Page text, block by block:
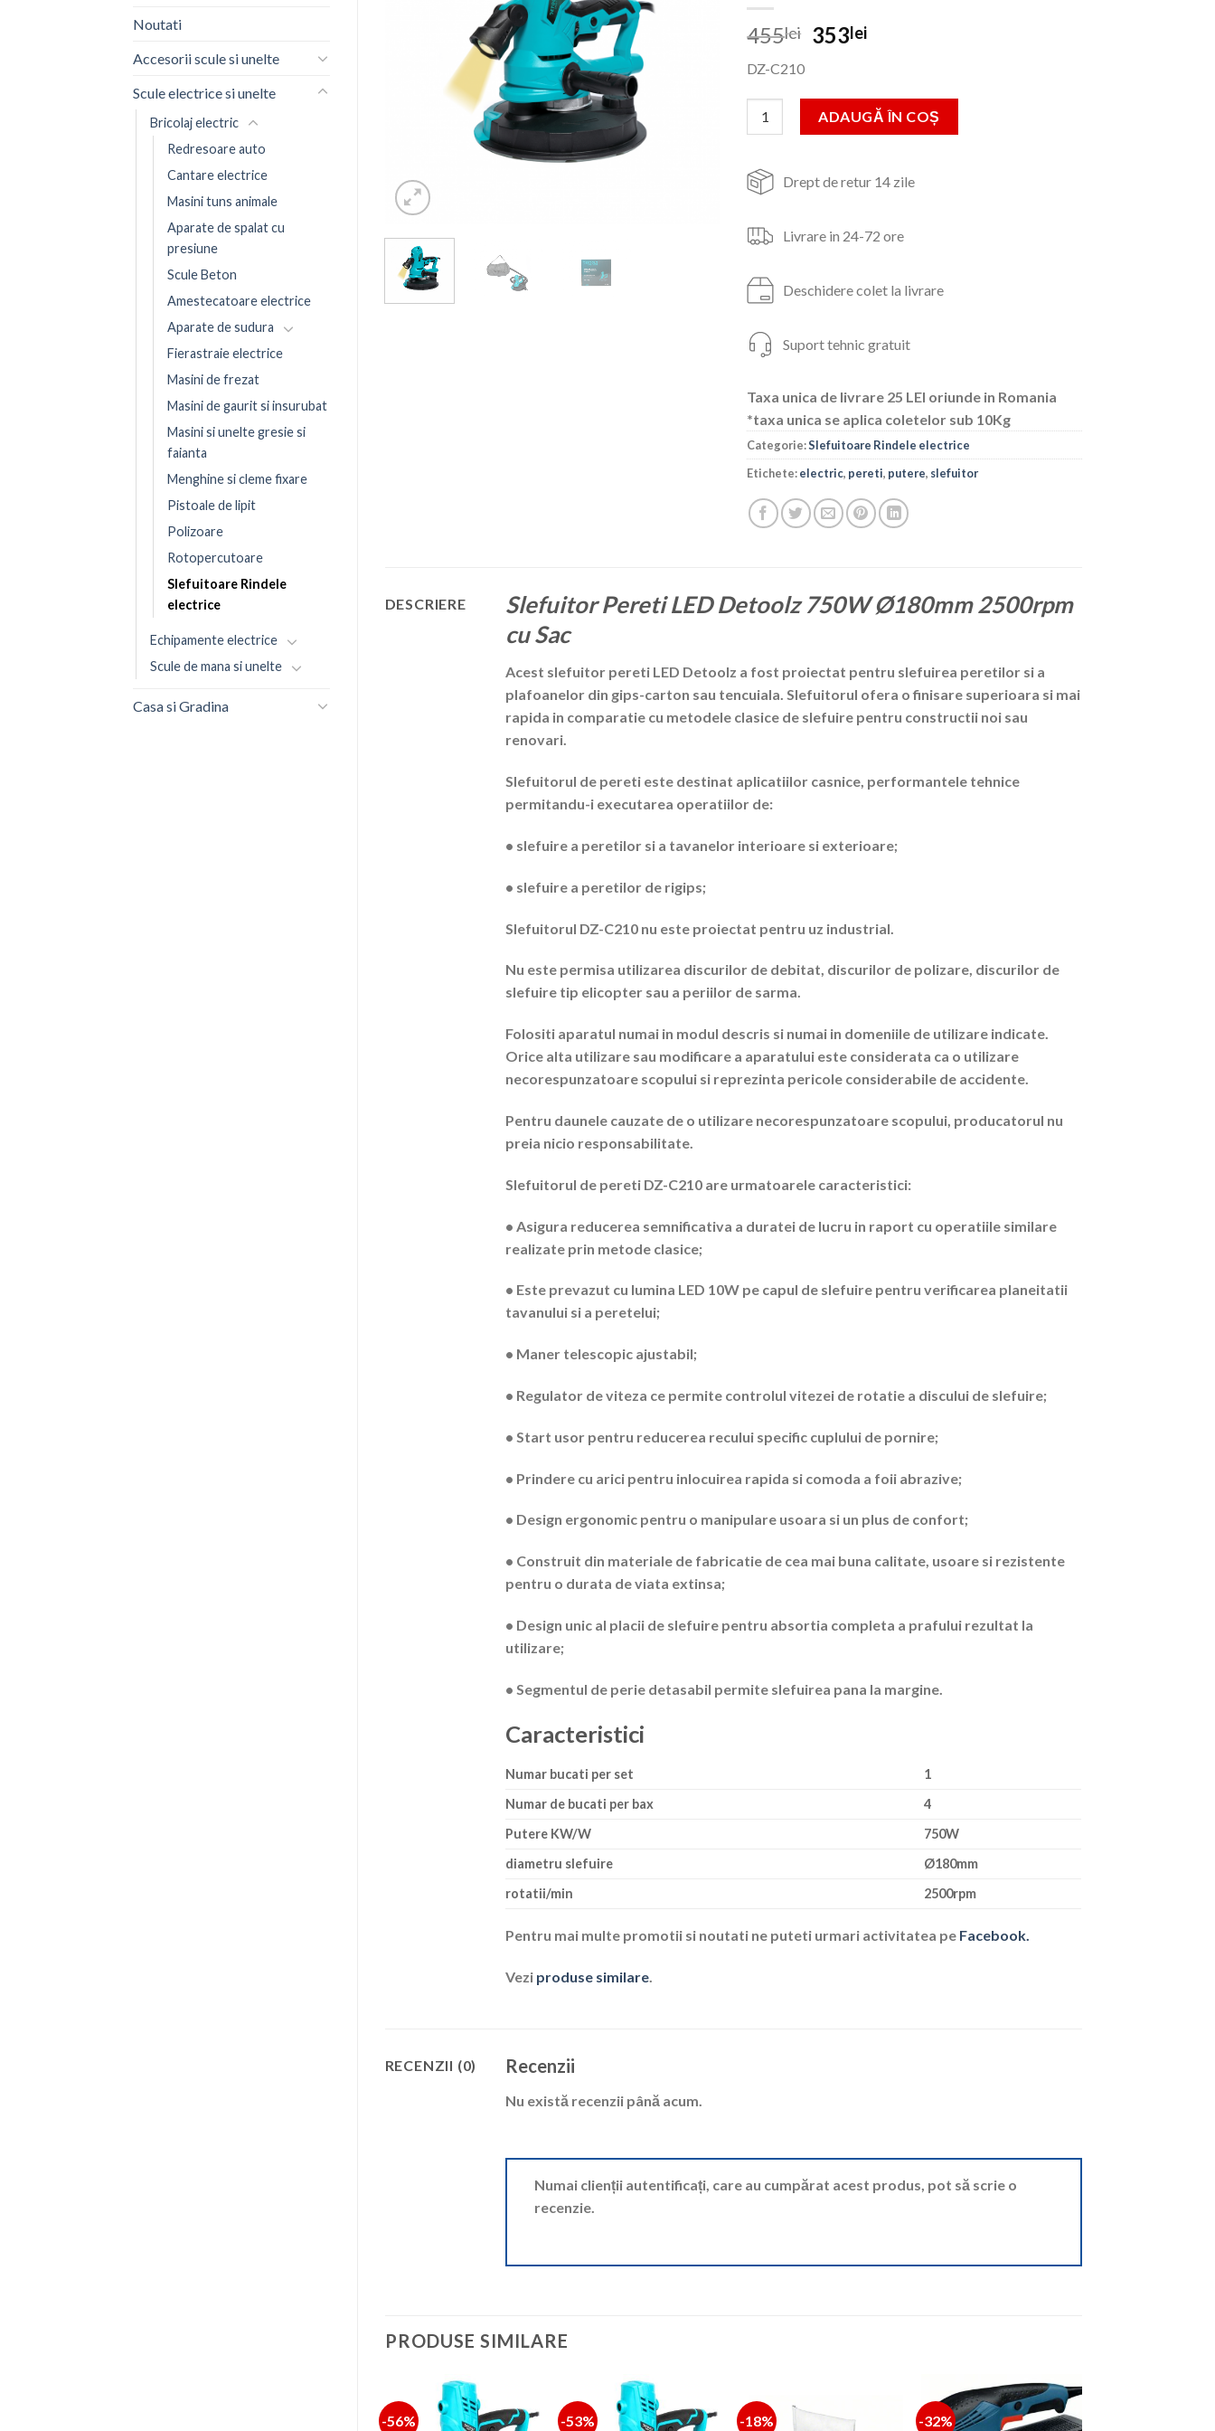
Noutati
Accesorii scule si unelte
Scule electrice si unelte
Bricolaj electric
Redresoare auto
Cantare electrice
Masini tuns animale
Aparate de spalat cu
presiune
Scule Beton
Amestecatoare electrice
Aparate de sudura
Fierastraie electrice
Masini de frezat
Masini de gaurit si insurubat
Masini si unelte gresie si
faianta
Menghine si cleme fixare
Pistoale de lipit
Polizoare
Rotopercutoare
Slefuitoare Rindele
electrice
Echipamente electrice
Scule de mana si unelte
Casa si Gradina
455lei Prețul
fost:
455lei.
353leiPrețul
353lei.
DZ-C210
Cantitate Slefuitor Pereti-LED Detoolz 750W Ø180mm 2500rpm cu Sac
ADAUGĂ ÎN COȘ
Drept de retur 14 zile
Livrare in 24-72 ore
Deschidere colet la livrare
Suport tehnic gratuit
Taxa unica de livrare 25 LEI oriunde in Romania
*taxa unica se aplica coletelor sub 10Kg
Categorie:Slefuitoare Rindele electrice
Etichete:electric, pereti, putere, slefuitor
DESCRIERE
Slefuitor Pereti LED Detoolz 750W Ø180mm 2500rpm
cu Sac
Acest slefuitor pereti LED Detoolz a fost proiectat pentru slefuirea peretilor si a
plafoanelor din gips-carton sau tencuiala. Slefuitorul ofera o finisare superioara si mai
rapida in comparatie cu metodele clasice de slefuire pentru constructii noi sau
renovari.
Slefuitorul de pereti este destinat aplicatiilor casnice, performantele tehnice
permitandu-i executarea operatiilor de:
• slefuire a peretilor si a tavanelor interioare si exterioare;
• slefuire a peretilor de rigips;
Slefuitorul DZ-C210 nu este proiectat pentru uz industrial.
Nu este permisa utilizarea discurilor de debitat, discurilor de polizare, discurilor de
slefuire tip elicopter sau a periilor de sarma.
Folositi aparatul numai in modul descris si numai in domeniile de utilizare indicate.
Orice alta utilizare sau modificare a aparatului este considerata ca o utilizare
necorespunzatoare scopului si reprezinta pericole considerabile de accidente.
Pentru daunele cauzate de o utilizare necorespunzatoare scopului, producatorul nu
preia nicio responsabilitate.
Slefuitorul de pereti DZ-C210 are urmatoarele caracteristici:
• Asigura reducerea semnificativa a duratei de lucru in raport cu operatiile similare
realizate prin metode clasice;
• Este prevazut cu lumina LED 10W pe capul de slefuire pentru verificarea planeitatii
tavanului si a peretelui;
• Maner telescopic ajustabil;
• Regulator de viteza ce permite controlul vitezei de rotatie a discului de slefuire;
• Start usor pentru reducerea recului specific cuplului de pornire;
• Prindere cu arici pentru inlocuirea rapida si comoda a foii abrazive;
• Design ergonomic pentru o manipulare usoara si un plus de confort;
• Construit din materiale de fabricatie de cea mai buna calitate, usoare si rezistente
pentru o durata de viata extinsa;
• Design unic al placii de slefuire pentru absortia completa a prafului rezultat la
utilizare;
• Segmentul de perie detasabil permite slefuirea pana la margine.
Caracteristici
Numar bucati per set
1
Numar de bucati per bax
4
Putere KW/W
750W
diametru slefuire
Ø180mm
rotatii/min
2500rpm
Pentru mai multe promotii si noutati ne puteti urmari activitatea pe Facebook.
Vezi produse similare.
RECENZII (0) Recenzii
Nu există recenzii până acum.
Numai clienții autentificați, care au cumpărat acest produs, pot să scrie o
recenzie.
PRODUSE SIMILARE
-56% -53% -18% -32%